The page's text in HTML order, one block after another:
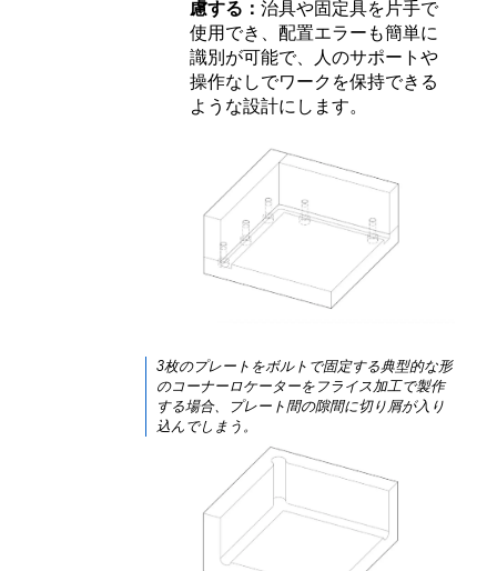
慮する： 治具や固定具を片手で
使用でき、配置エラーも簡単に
識別が可能で、人のサポートや
操作なしでワークを保持できる
ような設計にします。
3枚のプレートをボルトで固定する典型的な形
のコーナーロケーターをフライス加工で製作
する場合、プレート間の隙間に切り屑が入り
込んでしまう。